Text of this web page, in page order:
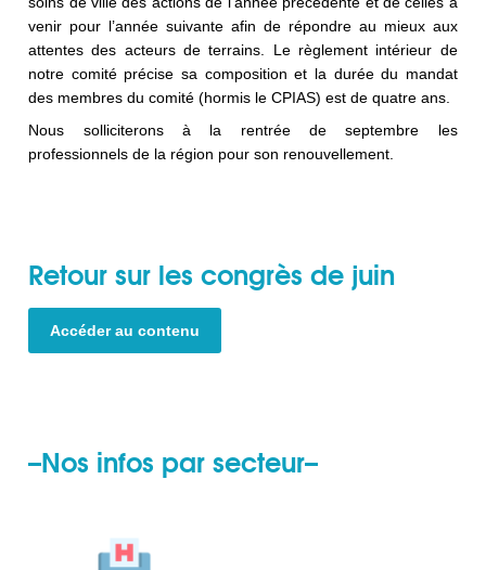
venir pour l’année suivante afin de répondre au mieux aux
attentes des acteurs de terrains. Le règlement intérieur de
notre comité précise sa composition et la durée du mandat
des membres du comité (hormis le CPIAS) est de quatre ans.
Nous solliciterons à la rentrée de septembre les
professionnels de la région pour son renouvellement.
Retour sur les congrès de juin
Accéder au contenu
–Nos infos par secteur–